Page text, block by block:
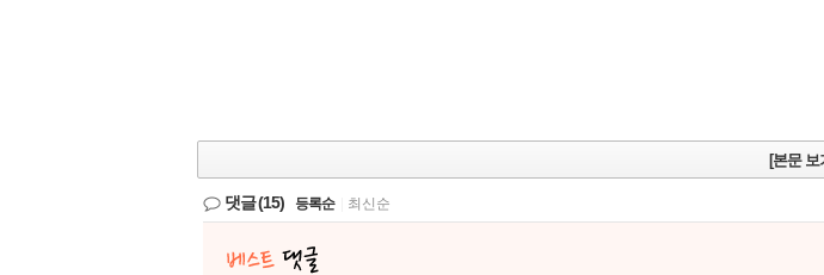
[본문 보
댓글(15) 등록순 최신순